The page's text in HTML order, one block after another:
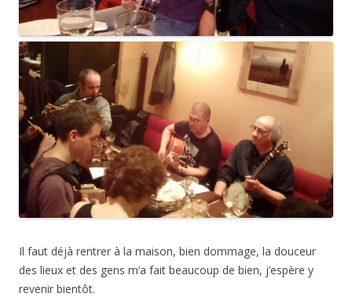
Il faut déjà rentrer à la maison, bien dommage, la douceur
des lieux et des gens m’a fait beaucoup de bien, j’espère y
revenir bientôt.